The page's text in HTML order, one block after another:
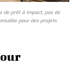
de prêt à impact, pas de
pour des projets